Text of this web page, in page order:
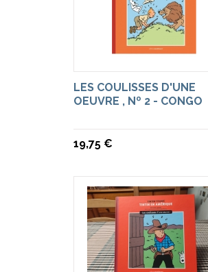
LES COULISSES D'UNE
OEUVRE , Nº 2 - CONGO
19,75 €